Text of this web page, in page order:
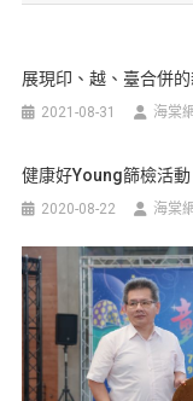
展現印、越、臺合併
2021-08-31 海棠
健康好young篩檢活
2020-08-22 海棠